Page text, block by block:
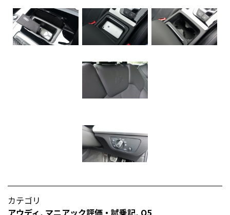
カテゴリ
アウディ, マニアック評価・試乗記, Q5